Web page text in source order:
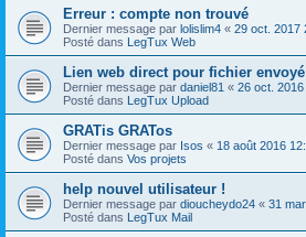
Erreur : compte non trouvé
Dernier message par lolislim4 « 29 oct. 2017
Posté dans LegTux Web
Lien web direct pour fichier envoyé
Dernier message par daniel81 « 26 oct. 2016
Posté dans LegTux Upload
GRATis GRATos
Dernier message par Isos « 18 août 2016
Posté dans Vos projets
help nouvel utilisateur !
Dernier message par dioucheydo24 « 31
Posté dans LegTux Mail